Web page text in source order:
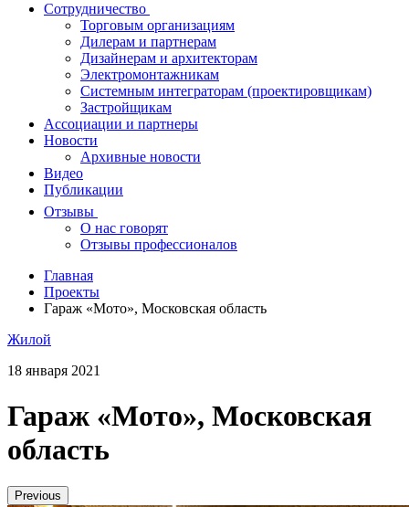
Сотрудничество
Торговым организациям
Дилерам и партнерам
Дизайнерам и архитекторам
Электромонтажникам
Системным интеграторам (проектировщикам)
Застройщикам
Ассоциации и партнеры
Новости
Архивные новости
Видео
Публикации
Отзывы
О нас говорят
Отзывы профессионалов
Главная
Проекты
Гараж «Мото», Московская область
Жилой
18 января 2021
Гараж «Мото», Московская
область
Previous